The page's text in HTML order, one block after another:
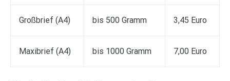
Großbrief (A4) bis 500 Gramm 3,45 Euro
Maxibrief (A4) bis 1000 Gramm 7,00 Euro